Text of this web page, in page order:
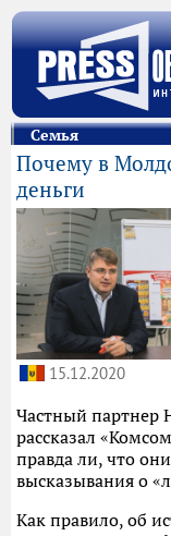
Семья
Почему в
деньги
15.12.2020
Частный партнер
рассказал
правда ли, что
высказывания о
Как правило, об